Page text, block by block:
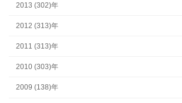
2013 (302)年
2012 (313)年
2011 (313)年
2010 (303)年
2009 (138)年